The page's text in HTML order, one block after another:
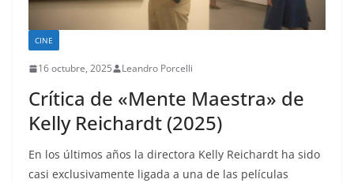
CINE
16 octubre, 2025 Leandro Porcelli
Crítica de «Mente Maestra» de
Kelly Reichardt (2025)
En los últimos años la directora Kelly Reichardt ha sido
casi exclusivamente ligada a una de las películas